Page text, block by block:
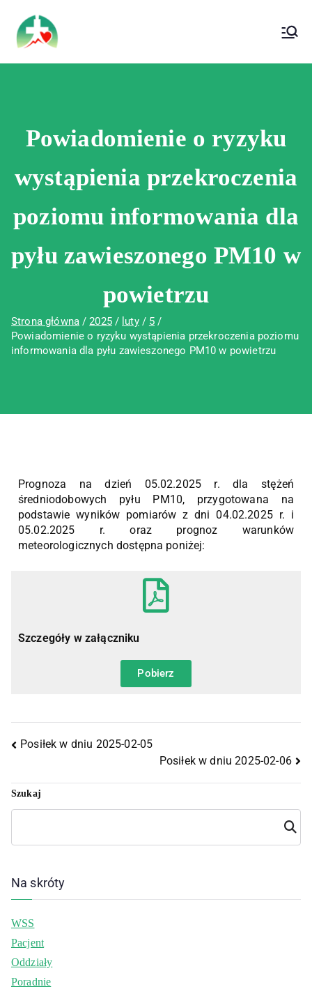
Wojewódzki Szpital Specjalistyczny im.
Św. Rafała w Czerwonej Górze
Powiadomienie o ryzyku
wystąpienia przekroczenia
poziomu informowania dla
pyłu zawieszonego PM10 w
powietrzu
Strona główna 2025 luty
5
Powiadomienie o ryzyku wystąpienia przekroczenia poziomu
informowania dla pyłu zawieszonego PM10 w powietrzu
Prognoza na dzień 05.02.2025 r. dla stężeń
średniodobowych pyłu PM10, przygotowana na
podstawie wyników pomiarów z dni 04.02.2025 r. i
05.02.2025 r. oraz prognoz warunków
meteorologicznych dostępna poniżej:
Szczegóły w załączniku
Pobierz
Posiłek w dniu 2025-02-05
Posiłek w dniu 2025-02-06
Szukaj
Szuka
j
Na skróty
WSS
Pacjent
Oddziały
Poradnie